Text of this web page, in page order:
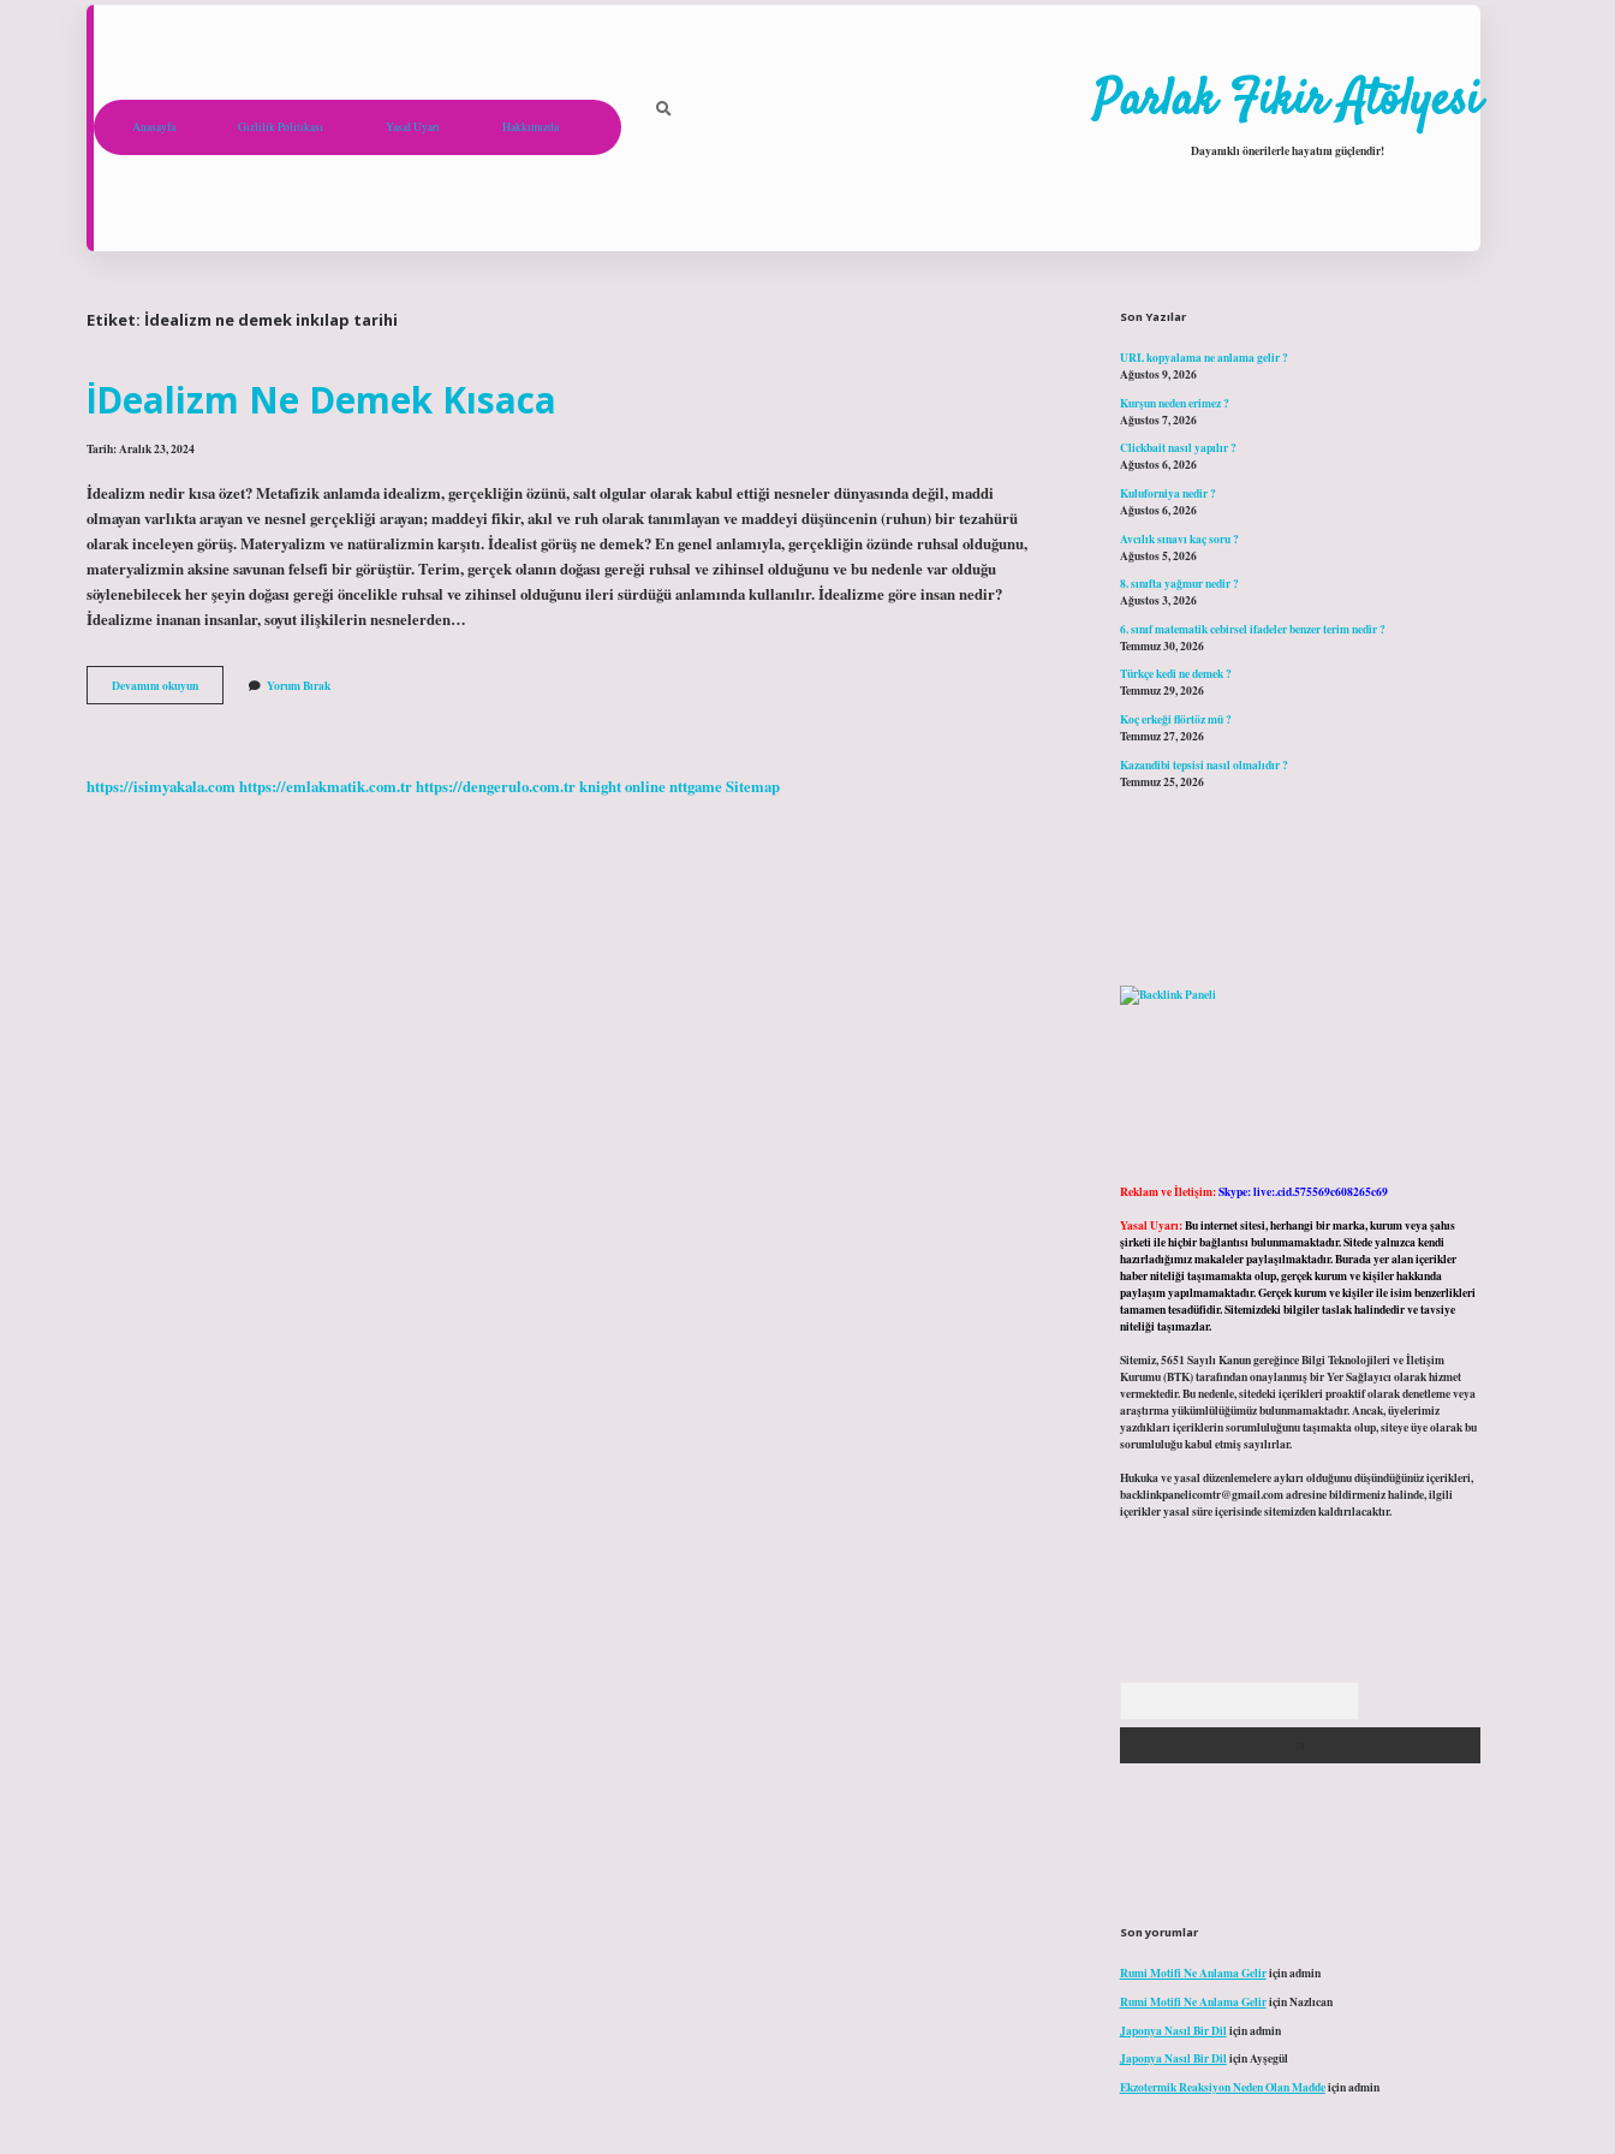
Anasayfa Gizlilik Politikası Yasal Uyarı Hakkımızda Parlak Fikir Atölyesi
Dayanıklı önerilerle hayatını güçlendir!
Etiket: İdealizm ne demek inkılap tarihi
İDealizm Ne Demek Kısaca
Tarih: Aralık 23, 2024
İdealizm nedir kısa özet? Metafizik anlamda idealizm, gerçekliğin özünü, salt olgular olarak kabul ettiği nesneler dünyasında değil, maddi
olmayan varlıkta arayan ve nesnel gerçekliği arayan; maddeyi fikir, akıl ve ruh olarak tanımlayan ve maddeyi düşüncenin (ruhun) bir tezahürü
olarak inceleyen görüş. Materyalizm ve natüralizmin karşıtı. İdealist görüş ne demek? En genel anlamıyla, gerçekliğin özünde ruhsal olduğunu,
materyalizmin aksine savunan felsefi bir görüştür. Terim, gerçek olanın doğası gereği ruhsal ve zihinsel olduğunu ve bu nedenle var olduğu
söylenebilecek her şeyin doğası gereği öncelikle ruhsal ve zihinsel olduğunu ileri sürdüğü anlamında kullanılır. İdealizme göre insan nedir?
İdealizme inanan insanlar, soyut ilişkilerin nesnelerden…
Devamını okuyunİDealizm
Ne
Yorum Bırak
https://isimyakala.comhttps://emlakmatik.com.trhttps://dengerulo.com.trknight onlinenttgameSitemap
Son Yazılar
URL kopyalama ne anlama gelir ?
Ağustos 9, 2026
Kurşun neden erimez ?
Ağustos 7, 2026
Clickbait nasıl yapılır ?
Ağustos 6, 2026
Kuluforniya nedir ?
Ağustos 6, 2026
Avcılık sınavı kaç soru ?
Ağustos 5, 2026
8. sınıfta yağmur nedir ?
Ağustos 3, 2026
6. sınıf matematik cebirsel ifadeler benzer terim nedir ?
Temmuz 30, 2026
Türkçe kedi ne demek ?
Temmuz 29, 2026
Koç erkeği flörtöz mü ?
Temmuz 27, 2026
Kazandibi tepsisi nasıl olmalıdır ?
Temmuz 25, 2026
Reklam ve İletişim:Skype: live:.cid.575569c608265c69
Yasal Uyarı:Bu internet sitesi, herhangi bir marka, kurum veya şahıs
şirketi ile hiçbir bağlantısı bulunmamaktadır. Sitede yalnızca kendi
hazırladığımız makaleler paylaşılmaktadır. Burada yer alan içerikler
haber niteliği taşımamakta olup, gerçek kurum ve kişiler hakkında
paylaşım yapılmamaktadır. Gerçek kurum ve kişiler ile isim benzerlikleri
tamamen tesadüfidir. Sitemizdeki bilgiler taslak halindedir ve tavsiye
niteliği taşımazlar.
Sitemiz, 5651 Sayılı Kanun gereğince Bilgi Teknolojileri ve İletişim
Kurumu (BTK) tarafından onaylanmış bir Yer Sağlayıcı olarak hizmet
vermektedir. Bu nedenle, sitedeki içerikleri proaktif olarak denetleme veya
araştırma yükümlülüğümüz bulunmamaktadır. Ancak, üyelerimiz
yazdıkları içeriklerin sorumluluğunu taşımakta olup, siteye üye olarak bu
sorumluluğu kabul etmiş sayılırlar.
Hukuka ve yasal düzenlemelere aykırı olduğunu düşündüğünüz içerikleri,
backlinkpanelicomtr@gmail.comadresine bildirmeniz halinde, ilgili
içerikler yasal süre içerisinde sitemizden kaldırılacaktır.
Son yorumlar
Rumi Motifi Ne Anlama Geliriçinadmin
Rumi Motifi Ne Anlama GeliriçinNazlıcan
Japonya Nasıl Bir Dil içinadmin
Japonya Nasıl Bir DiliçinAyşegül
Ekzotermik Reaksiyon Neden Olan Maddeiçinadmin